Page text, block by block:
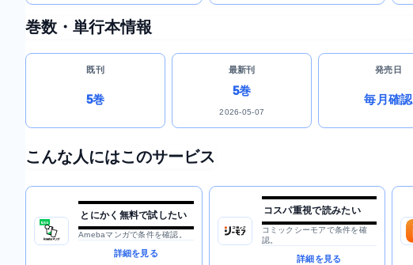
巻数・単行本情報
既刊
5巻
最新刊
5巻
2026-05-07
発売日
毎月確認
こんな人にはこのサービス
とにかく無料で試したい
Amebaマンガで条件を確認。
詳細を見る
コスパ重視で読みたい
コミックシーモアで条件を確
認。
詳細を見る